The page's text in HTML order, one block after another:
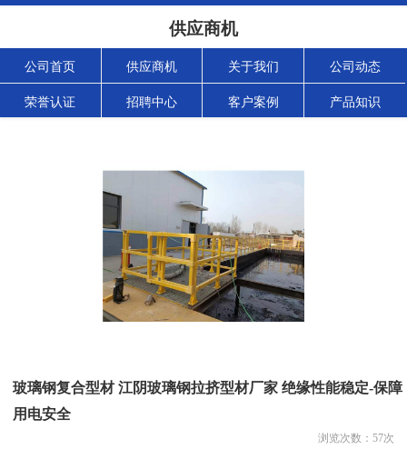
供应商机
公司首页 供应商机 关于我们 公司动态
荣誉认证 招聘中心 客户案例 产品知识
玻璃钢复合型材 江阴玻璃钢拉挤型材厂家 绝缘性能稳定-保障
用电安全
浏览次数： 57次